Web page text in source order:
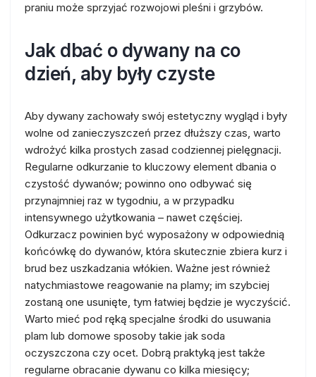
praniu może sprzyjać rozwojowi pleśni i grzybów.
Jak dbać o dywany na co
dzień, aby były czyste
Aby dywany zachowały swój estetyczny wygląd i były
wolne od zanieczyszczeń przez dłuższy czas, warto
wdrożyć kilka prostych zasad codziennej pielęgnacji.
Regularne odkurzanie to kluczowy element dbania o
czystość dywanów; powinno ono odbywać się
przynajmniej raz w tygodniu, a w przypadku
intensywnego użytkowania – nawet częściej.
Odkurzacz powinien być wyposażony w odpowiednią
końcówkę do dywanów, która skutecznie zbiera kurz i
brud bez uszkadzania włókien. Ważne jest również
natychmiastowe reagowanie na plamy; im szybciej
zostaną one usunięte, tym łatwiej będzie je wyczyścić.
Warto mieć pod ręką specjalne środki do usuwania
plam lub domowe sposoby takie jak soda
oczyszczona czy ocet. Dobrą praktyką jest także
regularne obracanie dywanu co kilka miesięcy;